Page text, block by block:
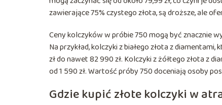
zawierające 75% czystego złota, są droższe, ale
Ceny kolczyków w próbie 750 mogą być znacznie
Na przykład, kolczyki z białego złota z
zł do nawet 82 990 zł. Kolczyki z żółtego złota z
od 1 590 zł. Wartość próby 750 doceniają osoby
Gdzie kupić złote kolczyki w